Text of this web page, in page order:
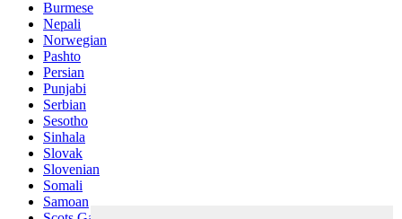
Burmese
Nepali
Norwegian
Pashto
Persian
Punjabi
Serbian
Sesotho
Sinhala
Slovak
Slovenian
Somali
Samoan